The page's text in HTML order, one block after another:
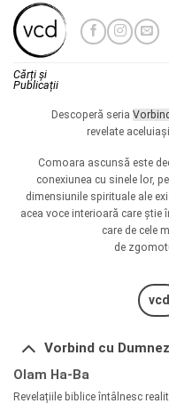
Skip
content
Cărți și
Publicații
Descoperă seria
revelate
Comoara ascunsă este
conexiunea cu sinele lor,
dimensiunile spirituale ale
acea voce interioară care știe
care de cele
de
vcd
Vorbind cu
Olam Ha-Ba
Revelațiile biblice întâlnesc